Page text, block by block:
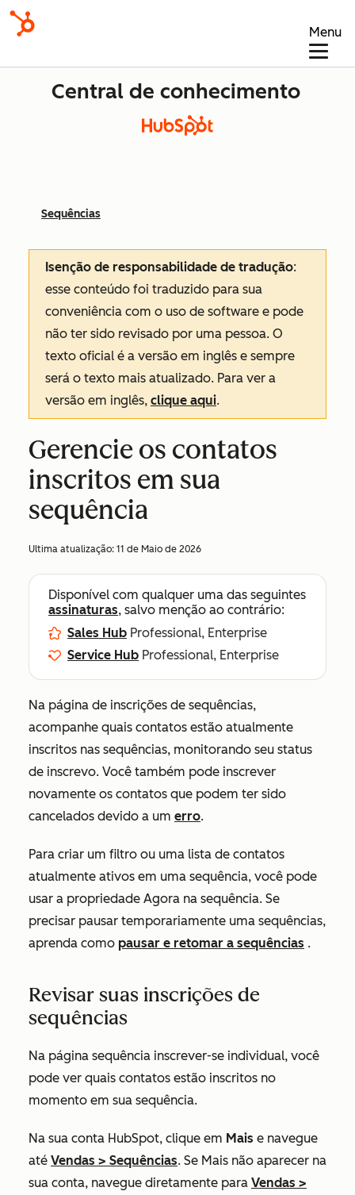
Menu
Central de conhecimento
Sequências
Isenção de responsabilidade de tradução:
esse conteúdo foi traduzido para sua
conveniência com o uso de software e pode
não ter sido revisado por uma pessoa. O
texto oficial é a versão em inglês e sempre
será o texto mais atualizado. Para ver a
versão em inglês, clique aqui.
Gerencie os contatos
inscritos em sua
sequência
Ultima atualização: 11 de Maio de 2026
Disponível com qualquer uma das seguintes
assinaturas, salvo menção ao contrário:
Sales Hub Professional, Enterprise
Service Hub Professional, Enterprise
Na página de inscrições de sequências,
acompanhe quais contatos estão atualmente
inscritos nas sequências, monitorando seu status
de inscrevo. Você também pode inscrever
novamente os contatos que podem ter sido
cancelados devido a um erro.
Para criar um filtro ou uma lista de contatos
atualmente ativos em uma sequência, você pode
usar a propriedade Agora na sequência. Se
precisar pausar temporariamente uma sequências,
aprenda como pausar e retomar a sequências .
Revisar suas inscrições de
sequências
Na página sequência inscrever-se individual, você
pode ver quais contatos estão inscritos no
momento em sua sequência.
Na sua conta HubSpot, clique em Mais e navegue
até Vendas > Sequências. Se Mais não aparecer na
sua conta, navegue diretamente para Vendas >